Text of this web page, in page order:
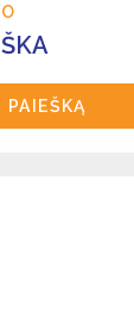
PAIEŠKĄ